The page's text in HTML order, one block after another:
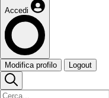
Accedi
Modifica profilo Logout